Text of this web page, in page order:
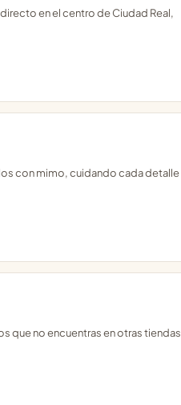
en el centro de Ciudad Real,
con mimo, cuidando cada detalle
que no encuentras en otras tiendas